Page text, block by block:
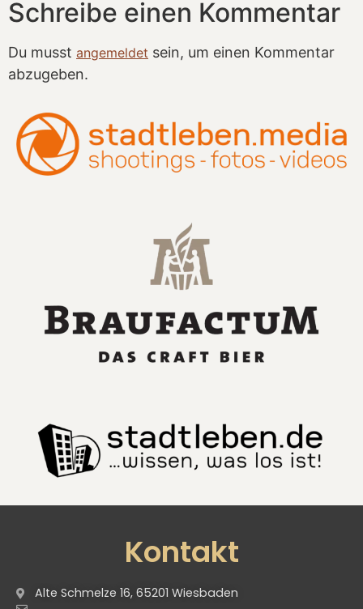
Schreibe einen Kommentar
Du musst angemeldet sein, um einen Kommentar
abzugeben.
Kontakt
Alte Schmelze 16, 65201 Wiesbaden